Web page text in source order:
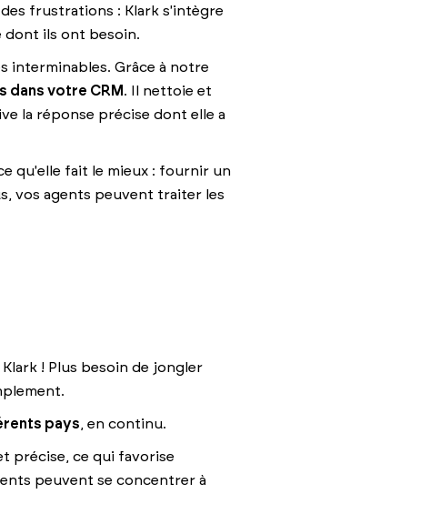
frustrations : Klark s'intègre
dont ils ont besoin.
interminables. Grâce à notre
votre CRM . Il nettoie et
la réponse précise dont elle a
qu'elle fait le mieux : fournir un
vos agents peuvent traiter les
! Plus besoin de jongler
pays, en continu.
précise, ce qui favorise
peuvent se concentrer à